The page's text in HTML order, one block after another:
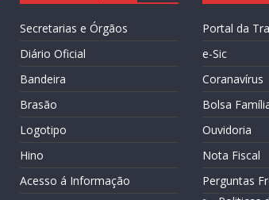
Secretarias e Órgãos
Diário Oficial
Bandeira
Brasão
Logotipo
Hino
Acesso á Informação
Portal da
e-Sic
Coranavírus
Bolsa
Ouvidoria
Nota Fiscal
Perguntas